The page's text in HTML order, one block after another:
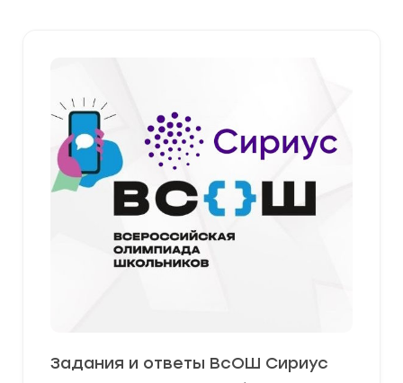
Задания и ответы ВсОШ Сириус